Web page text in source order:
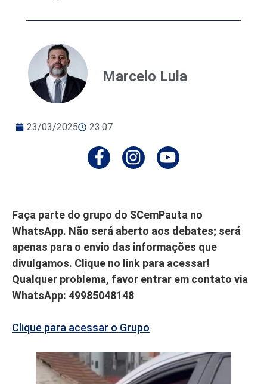
Marcelo Lula
23/03/2025 23:07
Faça parte do grupo do SCemPauta no
WhatsApp. Não será aberto aos debates; será
apenas para o envio das informações que
divulgamos. Clique no link para acessar!
Qualquer problema, favor entrar em contato via
WhatsApp: 49985048148
Clique para acessar o Grupo